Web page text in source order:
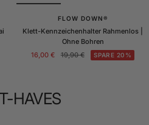
FLOW DOWN®
Klett-Kennzeichenhalter Rahmenlos |
Ohne Bohren
Angebotspreis
16,00 €
Regulärer
19,90 € SPARE 20%
HAVES